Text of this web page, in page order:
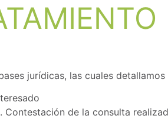
jurídicas, las cuales detallamos
de la consulta